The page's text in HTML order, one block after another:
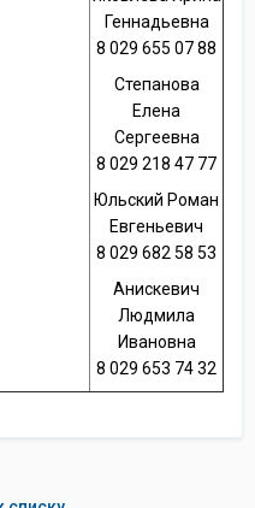
Геннадьевна
8 029 655 07 88
Степанова
Елена
Сергеевна
8 029 218 47 77
Юльский Роман
Евгеньевич
8 029 682 58 53
Анискевич
Людмила
Ивановна
8 029 653 74 32